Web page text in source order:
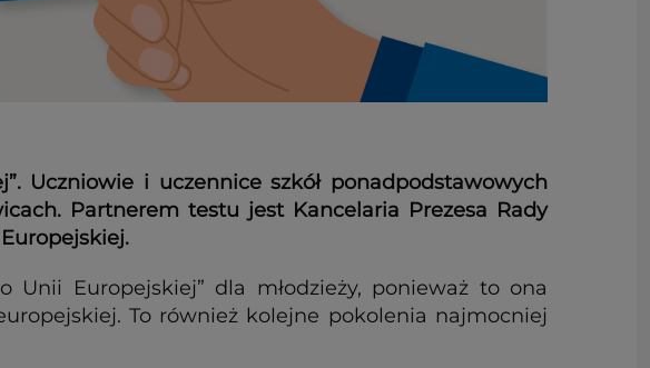
Uczniowie i uczennice szkół ponadpodstawowych
Partnerem testu jest Kancelaria Prezesa Rady
Unii Europejskiej” dla młodzieży, ponieważ to ona
To również kolejne pokolenia najmocniej